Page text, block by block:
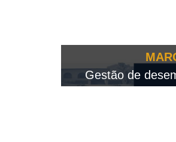
Gestão de